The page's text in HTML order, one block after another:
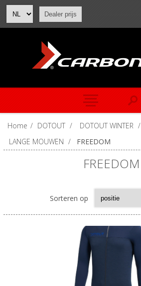
Dealer prijs
Home / DOTOUT / DOTOUT WINTER /
LANGE MOUWEN / FREEDOM
FREEDOM
Sorteren op